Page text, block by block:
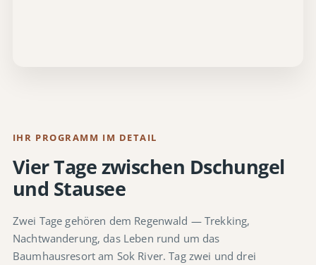
IHR PROGRAMM IM DETAIL
Vier Tage zwischen Dschungel
und Stausee
Zwei Tage gehören dem Regenwald — Trekking,
Nachtwanderung, das Leben rund um das
Baumhausresort am Sok River. Tag zwei und drei